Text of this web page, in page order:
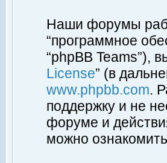
Наши форумы
“программное
“phpBB Teams”),
License” (в
www.phpbb.com.
поддержку и не
форуме и
можно